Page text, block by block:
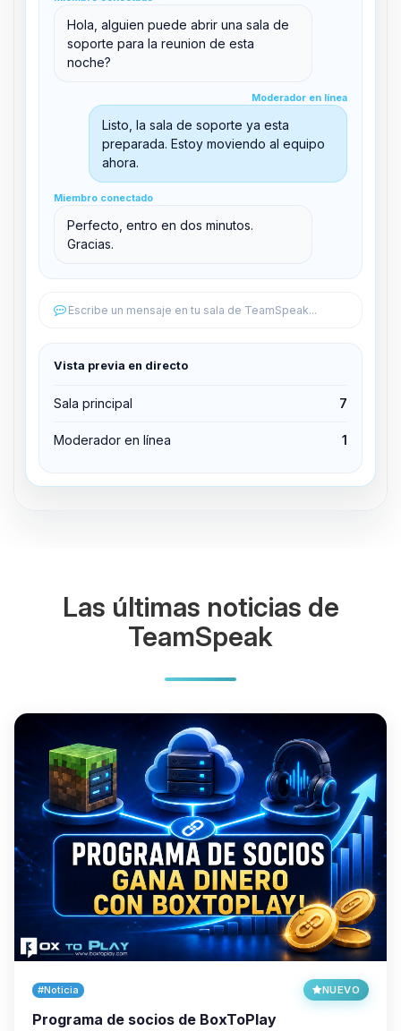
Hola, alguien puede abrir una sala de
soporte para la reunion de esta
noche?
Moderador en línea
Listo, la sala de soporte ya esta
preparada. Estoy moviendo al equipo
ahora.
Miembro conectado
Perfecto, entro en dos minutos.
Gracias.
Escribe un mensaje en tu sala de TeamSpeak...
Vista previa en directo
Sala principal 7
Moderador en línea 1
support@boxtoplay.com
Sala principal
Miembro conectado
Sala de soporte
Editar permisos
Expulsar del canal
Las últimas noticias de
TeamSpeak
#Noticia NUEVO
Programa de socios de BoxToPlay